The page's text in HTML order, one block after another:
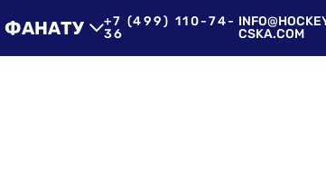
ФАНАТУ
+7 (499) 110-74-
36
CSKA.COM